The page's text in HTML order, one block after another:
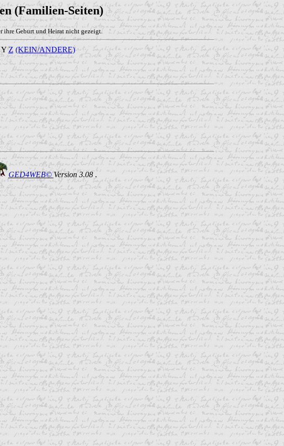
(Familien-Seiten)
ihre Geburt und Heirat nicht gezeigt.
Z (KEIN/ANDERE)
GED4WEB©Version 3.08 .